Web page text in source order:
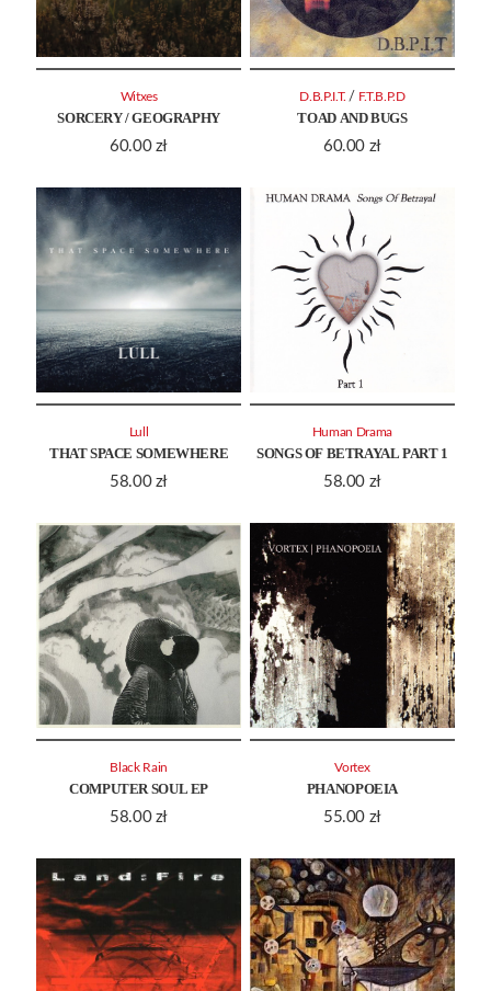
SORCERY / GEOGRAPHY
60.00 zł
Witxes
TOAD AND BUGS
60.00 zł
D.B.P.I.T. / F.T.B.P.D
THAT SPACE SOMEWHERE
58.00 zł
Lull
SONGS OF BETRAYAL PART 1
58.00 zł
Human Drama
COMPUTER SOUL EP
58.00 zł
Black Rain
PHANOPOEIA
55.00 zł
Vortex